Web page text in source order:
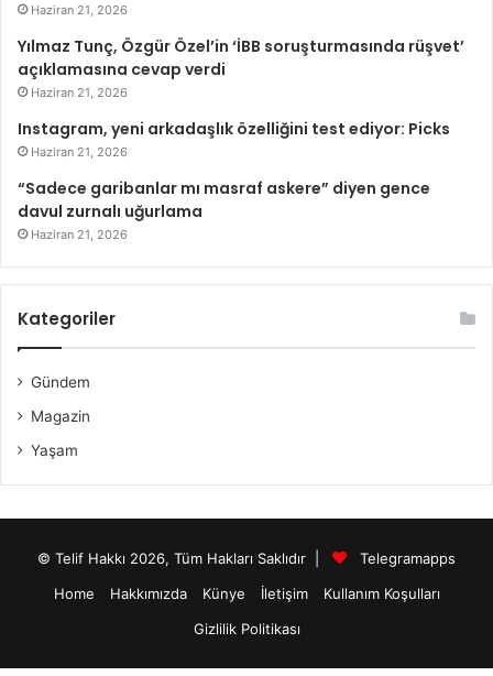
Haziran 21, 2026
Yılmaz Tunç, Özgür Özel’in ‘İBB soruşturmasında rüşvet’
açıklamasına cevap verdi
Haziran 21, 2026
Instagram, yeni arkadaşlık özelliğini test ediyor: Picks
Haziran 21, 2026
“Sadece garibanlar mı masraf askere” diyen gence
davul zurnalı uğurlama
Haziran 21, 2026
Kategoriler
Gündem
Magazin
Yaşam
© Telif Hakkı 2026, Tüm Hakları Saklıdır |
Telegramapps
Home
Hakkımızda Künye İletişim
Kullanım Koşulları
Gizlilik Politikası